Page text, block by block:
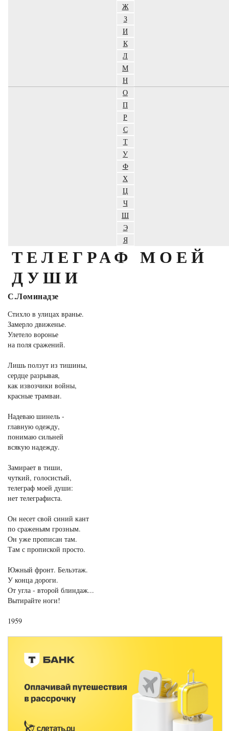
Ж
З
И
К
Л
М
Н
О
П
Р
С
Т
У
Ф
Х
Ц
Ч
Ш
Э
Я
ТЕЛЕГРАФ МОЕЙ
ДУШИ
С.Ломинадзе
Стихло в улицах вранье.
Замерло движенье.
Улетело воронье
на поля сражений.
Лишь ползут из тишины,
сердце разрывая,
как извозчики войны,
красные трамваи.
Надеваю шинель -
главную одежду,
понимаю сильней
всякую надежду.
Замирает в тиши,
чуткий, голосистый,
телеграф моей души:
нет телеграфиста.
Он несет свой синий кант
по сраженьям грозным.
Он уже прописан там.
Там с пропиской просто.
Южный фронт. Бельэтаж.
У конца дороги.
От угла - второй блиндаж...
Вытирайте ноги!
1959